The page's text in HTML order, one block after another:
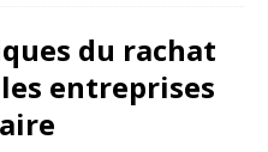
du rachat
entreprises